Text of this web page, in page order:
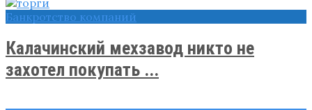
Банкротство компаний
Калачинский мехзавод никто не
захотел покупать ...